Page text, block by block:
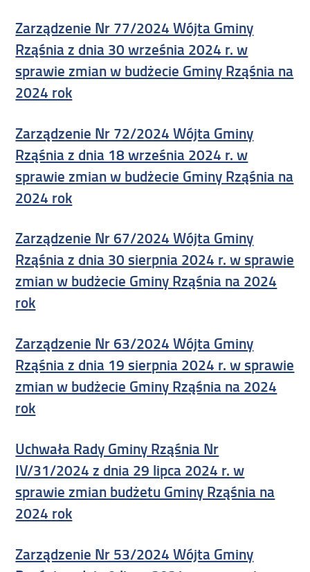
Zarządzenie Nr 77/2024 Wójta Gminy
Rząśnia z dnia 30 września 2024 r. w
sprawie zmian w budżecie Gminy Rząśnia na
2024 rok
Zarządzenie Nr 72/2024 Wójta Gminy
Rząśnia z dnia 18 września 2024 r. w
sprawie zmian w budżecie Gminy Rząśnia na
2024 rok
Zarządzenie Nr 67/2024 Wójta Gminy
Rząśnia z dnia 30 sierpnia 2024 r. w sprawie
zmian w budżecie Gminy Rząśnia na 2024
rok
Zarządzenie Nr 63/2024 Wójta Gminy
Rząśnia z dnia 19 sierpnia 2024 r. w sprawie
zmian w budżecie Gminy Rząśnia na 2024
rok
Uchwała Rady Gminy Rząśnia Nr
IV/31/2024 z dnia 29 lipca 2024 r. w
sprawie zmian budżetu Gminy Rząśnia na
2024 rok
Zarządzenie Nr 53/2024 Wójta Gminy